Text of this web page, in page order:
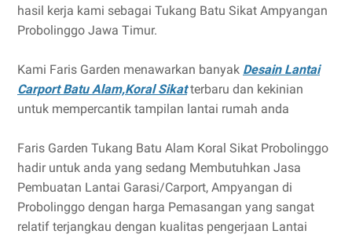
hasil kerja kami sebagai Tukang Batu Sikat Ampyangan
Probolinggo Jawa Timur.
Kami Faris Garden menawarkan banyak Desain Lantai
Carport Batu Alam,Koral Sikatterbaru dan kekinian
untuk mempercantik tampilan lantai rumah anda
Faris Garden Tukang Batu Alam Koral Sikat Probolinggo
hadir untuk anda yang sedang Membutuhkan Jasa
Pembuatan Lantai Garasi/Carport, Ampyangan di
Probolinggo dengan harga Pemasangan yang sangat
relatif terjangkau dengan kualitas pengerjaan Lantai